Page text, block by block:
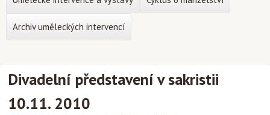
Divadelní představení v sakristii
10.11. 2010
Archiv uměleckých intervencí